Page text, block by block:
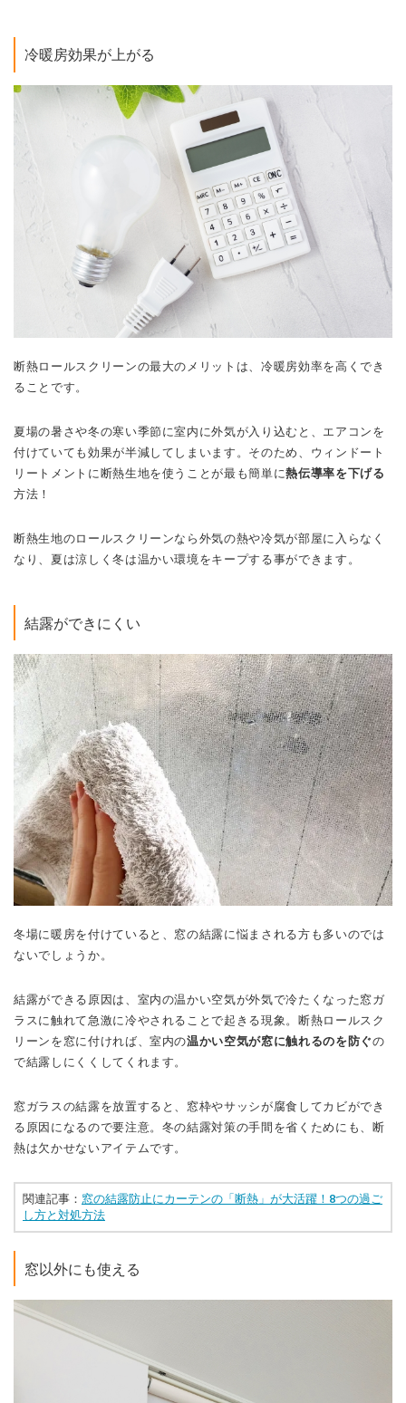
冷暖房効果が上がる
断熱ロールスクリーンの最大のメリットは、冷暖房効率を高くでき
ることです。
夏場の暑さや冬の寒い季節に室内に外気が入り込むと、エアコンを
付けていても効果が半減してしまいます。 そのため、ウィンドート
リートメントに断熱生地を使うことが最も簡単に熱伝導率を下げる
方法！
断熱生地のロールスクリーンなら外気の熱や冷気が部屋に入らなく
なり、夏は涼しく冬は温かい環境をキープする事ができます。
結露ができにくい
冬場に暖房を付けていると、窓の結露に悩まされる方も多いのでは
ないでしょうか。
結露ができる原因は、室内の温かい空気が外気で冷たくなった窓ガ
ラスに触れて急激に冷やされることで起きる現象。 断熱ロールスク
リーンを窓に付ければ、室内の温かい空気が窓に触れるのを防ぐの
で結露しにくくしてくれます。
窓ガラスの結露を放置すると、窓枠やサッシが腐食してカビができ
る原因になるので要注意。 冬の結露対策の手間を省くためにも、断
熱は欠かせないアイテムです。
関連記事： 窓の結露防止にカーテンの「断熱」が大活躍！8つの過ご
し方と対処方法
窓以外にも使える